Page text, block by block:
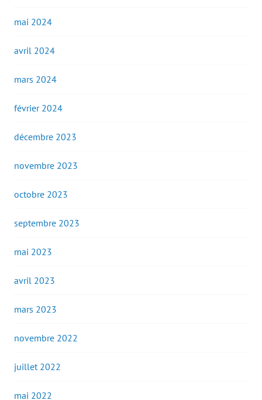
mai 2024
avril 2024
mars 2024
février 2024
décembre 2023
novembre 2023
octobre 2023
septembre 2023
mai 2023
avril 2023
mars 2023
novembre 2022
juillet 2022
mai 2022